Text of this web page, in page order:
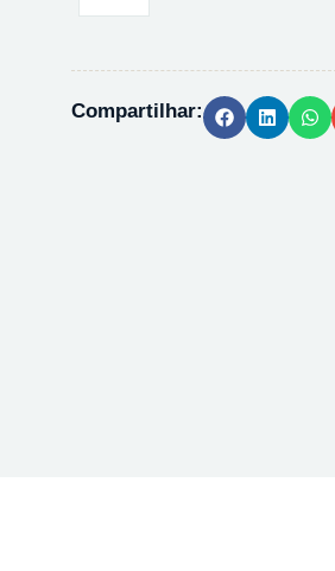
20MG/L
10X500ML
quantidade
Compartilhar: